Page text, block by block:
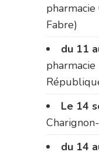
Fabre)
du 11
Le 14
du 14